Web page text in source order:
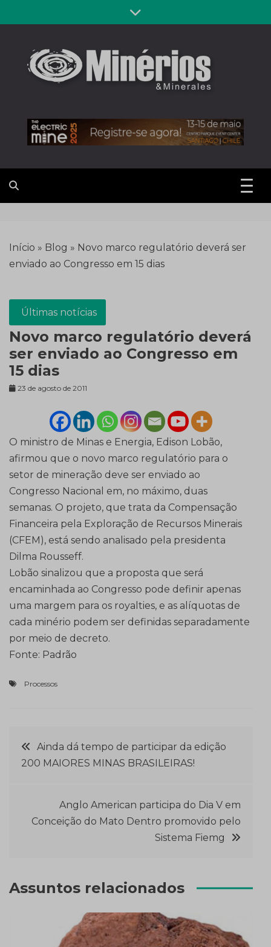
to
Revista
Minérios &
Minerales
Início » Blog » Novo marco regulatório deverá ser
enviado ao Congresso em 15 dias
Últimas notícias
Novo marco regulatório deverá
ser enviado ao Congresso em
15 dias
23 de agosto de 2011
O ministro de Minas e Energia, Edison Lobão,
afirmou que o novo marco regulatório para o
setor de mineração deve ser enviado ao
Congresso Nacional em, no máximo, duas
semanas. O projeto, que trata da Compensação
Financeira pela Exploração de Recursos Minerais
(CFEM), está sendo analisado pela presidenta
Dilma Rousseff.
Lobão sinalizou que a proposta que será
encaminhada ao Congresso pode definir apenas
uma margem para os royalties, e as alíquotas de
cada minério podem ser definidas separadamente
por meio de decreto.
Fonte: Padrão
Processos
Navegação
Ainda dá tempo de participar da edição
200 MAIORES MINAS BRASILEIRAS!
Anglo American participa do Dia V em
Conceição do Mato Dentro promovido pelo
Sistema Fiemg
Assuntos relacionados